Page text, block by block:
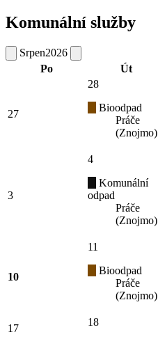
Komunální služby
Srpen2026
Po
Út
27
28
Bioodpad
Práče
(Znojmo)
3
4
Komunální
odpad
Práče
(Znojmo)
10
11
Bioodpad
Práče
(Znojmo)
17
18